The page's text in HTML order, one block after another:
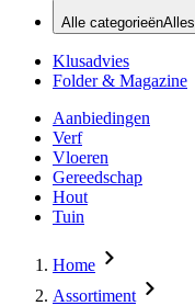
Alle categorieënAlles
Klusadvies
Folder & Magazine
Aanbiedingen
Verf
Vloeren
Gereedschap
Hout
Tuin
Home
Assortiment